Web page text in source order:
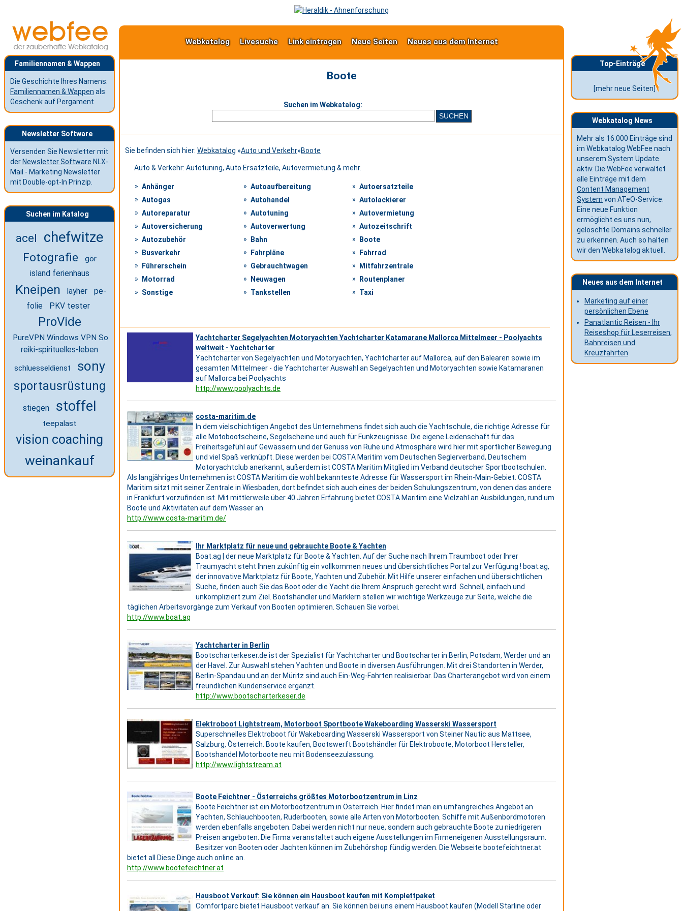
Familiennamen & Wappen
Die Geschichte Ihres Namens:
Familiennamen & Wappen als
Geschenk auf Pergament
Newsletter Software
Versenden Sie Newsletter mit
der Newsletter Software NLX-
Mail - Marketing Newsletter
mit Double-opt-In Prinzip.
Suchen im Katalog
acel chefwitze
Fotografie gör
island ferienhaus
Kneipen layher
pe-
folie
PKV tester
ProVide
PureVPN Windows VPN Software
reiki-spirituelles-leben
schluesseldienst
sony
sportausrüstung
stiegen stoffel
teepalast
vision coaching
weinankauf
Webkatalog Livesuche Link eintragen Neue Seiten Neues aus dem Internet
Boote
Suchen im Webkatalog:
Sie befinden sich hier: Webkatalog »Auto und Verkehr»Boote
Auto & Verkehr: Autotuning, Auto Ersatzteile, Autovermietung & mehr.
Anhänger Autoaufbereitung
Autoersatzteile
Autogas
Autohandel
Autolackierer
Autoreparatur
Autotuning
Autovermietung
Autoversicherung
Autoverwertung
Autozeitschrift
Autozubehör
Bahn
Boote
Busverkehr
Fahrpläne
Fahrrad
Führerschein
Gebrauchtwagen
Mitfahrzentrale
Motorrad
Neuwagen
Routenplaner
Sonstige
Tankstellen Taxi
Yachtcharter Segelyachten Motoryachten Yachtcharter Katamarane Mallorca Mittelmeer - Poolyachts
weltweit - Yachtcharter
Yachtcharter von Segelyachten und Motoryachten, Yachtcharter auf Mallorca, auf den Balearen sowie im
gesamten Mittelmeer - die Yachtcharter Auswahl an Segelyachten und Motoryachten sowie Katamaranen
auf Mallorca bei Poolyachts
http://www.poolyachts.de
costa-maritim.de
In dem vielschichtigen Angebot des Unternehmens findet sich auch die Yachtschule, die richtige Adresse für
alle Motobootscheine, Segelscheine und auch für Funkzeugnisse. Die eigene Leidenschaft für das
Freiheitsgefühl auf Gewässern und der Genuss von Ruhe und Atmosphäre wird hier mit sportlicher Bewegung
und viel Spaß verknüpft. Diese werden bei COSTA Maritim vom Deutschen Seglerverband, Deutschem
Motoryachtclub anerkannt, außerdem ist COSTA Maritim Mitglied im Verband deutscher Sportbootschulen.
Als langjähriges Unternehmen ist COSTA Maritim die wohl bekannteste Adresse für Wassersport im Rhein-Main-Gebiet. COSTA
Maritim sitzt mit seiner Zentrale in Wiesbaden, dort befindet sich auch eines der beiden Schulungszentrum, von denen das andere
in Frankfurt vorzufinden ist. Mit mittlerweile über 40 Jahren Erfahrung bietet COSTA Maritim eine Vielzahl an Ausbildungen, rund um
Boote und Aktivitäten auf dem Wasser an.
http://www.costa-maritim.de/
Ihr Marktplatz für neue und gebrauchte Boote & Yachten
Boat.ag | der neue Marktplatz für Boote & Yachten. Auf der Suche nach Ihrem Traumboot oder Ihrer
Traumyacht steht Ihnen zukünftig ein vollkommen neues und übersichtliches Portal zur Verfügung ! boat.ag,
der innovative Marktplatz für Boote, Yachten und Zubehör. Mit Hilfe unserer einfachen und übersichtlichen
Suche, finden auch Sie das Boot oder die Yacht die Ihrem Anspruch gerecht wird. Schnell, einfach und
unkompliziert zum Ziel. Bootshändler und Marklern stellen wir wichtige Werkzeuge zur Seite, welche die
täglichen Arbeitsvorgänge zum Verkauf von Booten optimieren. Schauen Sie vorbei.
http://www.boat.ag
Yachtcharter in Berlin
Bootscharterkeser.de ist der Spezialist für Yachtcharter und Bootscharter in Berlin, Potsdam, Werder und an
der Havel. Zur Auswahl stehen Yachten und Boote in diversen Ausführungen. Mit drei Standorten in Werder,
Berlin-Spandau und an der Müritz sind auch Ein-Weg-Fahrten realisierbar. Das Charterangebot wird von einem
freundlichen Kundenservice ergänzt.
http://www.bootscharterkeser.de
Elektroboot Lightstream, Motorboot Sportboote Wakeboarding Wasserski Wassersport
Superschnelles Elektroboot für Wakeboarding Wasserski Wassersport von Steiner Nautic aus Mattsee,
Salzburg, Österreich. Boote kaufen, Bootswerft Bootshändler für Elektroboote, Motorboot Hersteller,
Bootshandel Motorboote neu mit Bodenseezulassung.
http://www.lightstream.at
Boote Feichtner - Österreichs größtes Motorbootzentrum in Linz
Boote Feichtner ist ein Motorbootzentrum in Österreich. Hier findet man ein umfangreiches Angebot an
Yachten, Schlauchbooten, Ruderbooten, sowie alle Arten von Motorbooten. Schiffe mit Außenbordmotoren
werden ebenfalls angeboten. Dabei werden nicht nur neue, sondern auch gebrauchte Boote zu niedrigeren
Preisen angeboten. Die Firma veranstaltet auch eigene Ausstellungen im Firmeneigenen Ausstellungsraum.
Besitzer von Booten oder Jachten können im Zubehörshop fündig werden. Die Webseite bootefeichtner.at
bietet all Diese Dinge auch online an.
http://www.bootefeichtner.at
Hausboot Verkauf: Sie können ein Hausboot kaufen mit Komplettpaket
Comfortparc bietet Hausboot verkauf an. Sie können bei uns einem Hausboot kaufen (Modell Starline oder
Top-Einträge
[mehr neue Seiten]
Webkatalog News
Mehr als 16.000 Einträge sind
im Webkatalog WebFee nach
unserem System Update
aktiv. Die WebFee verwaltet
alle Einträge mit dem
Content Management
System von ATeO-Service.
Eine neue Funktion
ermöglicht es uns nun,
gelöschte Domains schneller
zu erkennen. Auch so halten
wir den Webkatalog aktuell.
Neues aus dem Internet
Marketing auf einer
persönlichen Ebene
Panatlantic Reisen - Ihr
Reiseshop für Leserreisen,
Bahnreisen und
Kreuzfahrten